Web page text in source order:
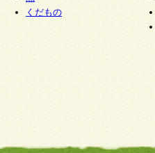
くだもの